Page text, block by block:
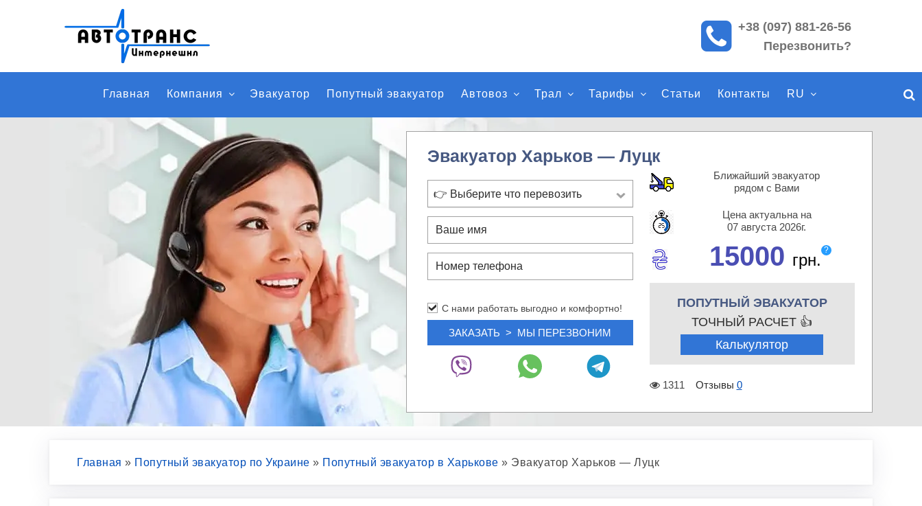
к
п
о
с
а
й
у
+38 (097) 881-26-56
Перезвонить?
Главная Компания Эвакуатор Попутный эвакуатор Автовоз Трал Тарифы Статьи Контакты RU
Эвакуатор Харьков — Луцк
👉 Выберите что перевозить
С нами работать выгодно и комфортно!
Ближайший эвакуатор
рядом с Вами
Цена актуальна на
07 августа 2026г.
15000 грн.
?
ПОПУТНЫЙ ЭВАКУАТОР
ТОЧНЫЙ РАСЧЕТ 👍
Калькулятор
1311 Отзывы 0
Главная » Попутный эвакуатор по Украине » Попутный эвакуатор в Харькове » Эвакуатор Харьков — Луцк